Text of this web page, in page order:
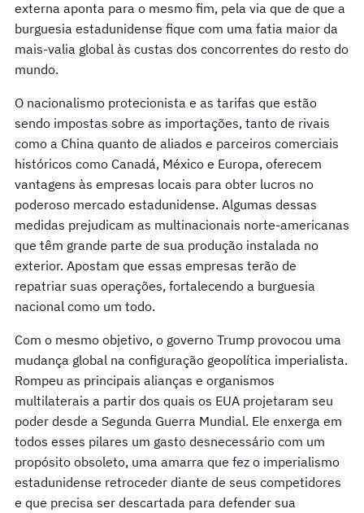
externa aponta para o mesmo fim, pela via que de que a
burguesia estadunidense fique com uma fatia maior da
mais-valia global às custas dos concorrentes do resto do
mundo.
O nacionalismo protecionista e as tarifas que estão
sendo impostas sobre as importações, tanto de rivais
como a China quanto de aliados e parceiros comerciais
históricos como Canadá, México e Europa, oferecem
vantagens às empresas locais para obter lucros no
poderoso mercado estadunidense. Algumas dessas
medidas prejudicam as multinacionais norte-americanas
que têm grande parte de sua produção instalada no
exterior. Apostam que essas empresas terão de
repatriar suas operações, fortalecendo a burguesia
nacional como um todo.
Com o mesmo objetivo, o governo Trump provocou uma
mudança global na configuração geopolítica imperialista.
Rompeu as principais alianças e organismos
multilaterais a partir dos quais os EUA projetaram seu
poder desde a Segunda Guerra Mundial. Ele enxerga em
todos esses pilares um gasto desnecessário com um
propósito obsoleto, uma amarra que fez o imperialismo
estadunidense retroceder diante de seus competidores
e que precisa ser descartada para defender sua